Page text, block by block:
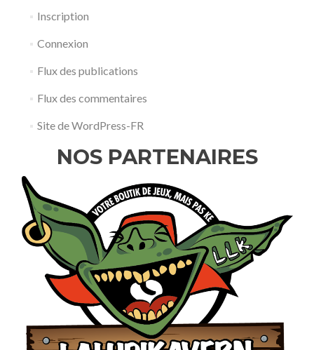
Inscription
Connexion
Flux des publications
Flux des commentaires
Site de WordPress-FR
NOS PARTENAIRES